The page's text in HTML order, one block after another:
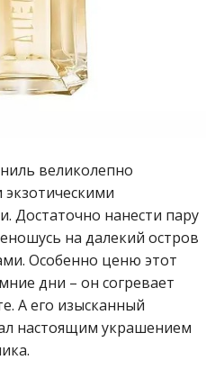
великолепно
экзотическими
Достаточно нанести пару
на далекий остров
Особенно ценю этот
дни – он согревает
А его изысканный
настоящим украшением